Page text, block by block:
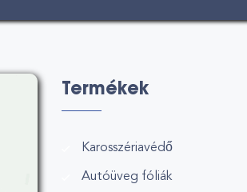
Termékek
Karosszériavédő
Autóüveg fóliák